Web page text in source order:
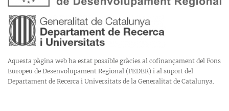
Aquesta pàgina web ha estat possible gràcies al cofinançament del Fons
Europeu de Desenvolupament Regional (FEDER) i al suport del
Departament de Recerca i Universitats de la Generalitat de Catalunya.